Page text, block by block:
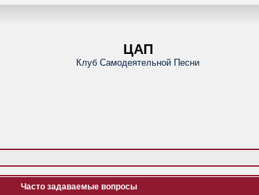
ЦАП
Клуб Самодеятельной Песни
Часто задаваемые вопросы